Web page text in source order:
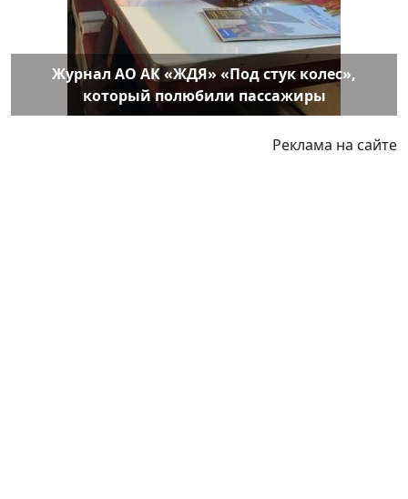
Журнал АО АК «ЖДЯ» «Под стук колес»,
который полюбили пассажиры
Реклама на сайте